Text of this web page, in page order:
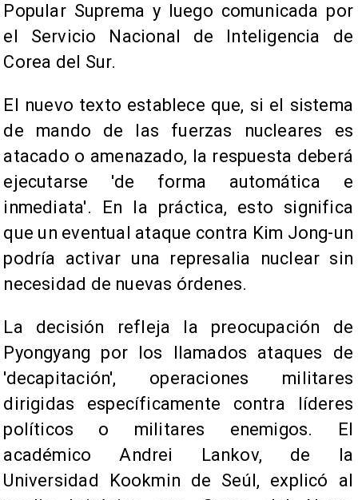
Popular Suprema y luego comunicada por
el Servicio Nacional de Inteligencia de
Corea del Sur.
El nuevo texto establece que, si el sistema
de mando de las fuerzas nucleares es
atacado o amenazado, la respuesta deberá
ejecutarse 'de forma automática e
inmediata'. En la práctica, esto significa
que un eventual ataque contra Kim Jong-un
podría activar una represalia nuclear sin
necesidad de nuevas órdenes.
La decisión refleja la preocupación de
Pyongyang por los llamados ataques de
'decapitación', operaciones militares
dirigidas específicamente contra líderes
políticos o militares enemigos. El
académico Andrei Lankov, de la
Universidad Kookmin de Seúl, explicó al